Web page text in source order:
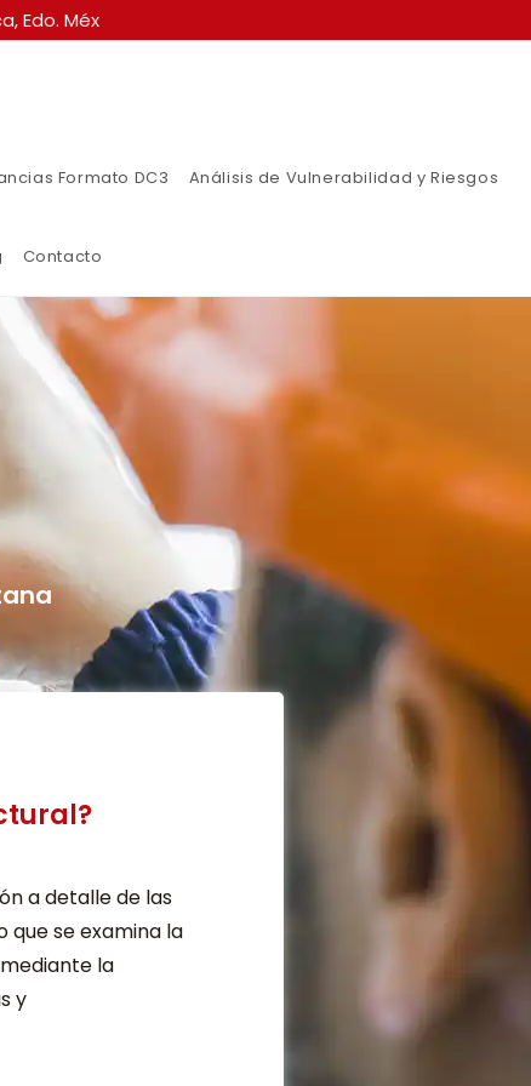
Edo. Méx
Formato DC3 Análisis de Vulnerabilidad y Riesgos
Contacto
a detalle de las
que se examina la
la
y